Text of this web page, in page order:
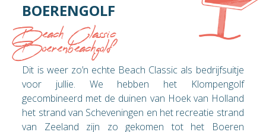
BOERENGOLF
Beach Classic
Boerenbeachgolf
Dit is weer zo’n echte Beach Classic als bedrijfsuitje
voor jullie. We hebben het Klompengolf
gecombineerd met de duinen van Hoek van Holland
het strand van Scheveningen en het recreatie strand
van Zeeland zijn zo gekomen tot het Boeren